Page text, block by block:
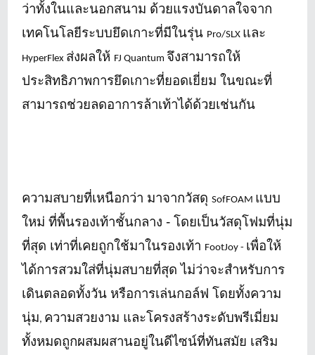
ว่าทั้งในและนอกสนาม ด้วยแรงบันดาลใจจาก
เทคโนโลยีระบบยึดเกาะที่มีในรุ่น Pro/SLX และ
HyperFlex ส่งผลให้ FJ Quantum จึงสามารถให้
ประสิทธิภาพการยึดเกาะที่ยอดเยี่ยม ในขณะที่
สามารถช่วยลดอาการล้าเท้าได้ด้วยเช่นกัน
ความสบายที่เหนือกว่า มาจากวัสดุSofFOAM แบบ
ใหม่ ที่พื้นรองเท้าชั้นกลาง - โดยเป็นวัสดุโฟมที่นุ่ม
ที่สุด เท่าที่เคยถูกใช้มาในรองเท้า FootJoy - เพื่อให้
ได้การสวมใส่ที่นุ่มสบายที่สุด ไม่ว่าจะสำหรับการ
เดินตลอดทั้งวัน หรือการเล่นกอล์ฟ โดยทั้งความ
นุ่ม, ความสวยงาม และโครงสร้างระดับพรีเมี่ยม
ทั้งหมดถูกผสมผสานอยู่ในดีไซน์ที่ทันสมัย เสริม